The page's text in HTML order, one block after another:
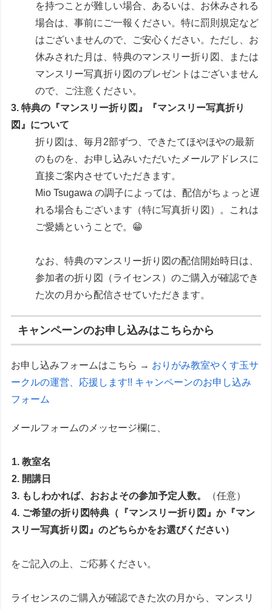
を持つことが難しい場合、あるいは、お休みされる
場合は、事前にご一報ください。特に罰則規定など
はございませんので、ご安心ください。ただし、お
休みされた月は、特典のマンスリー折り図、または
マンスリー写真折り図のプレゼントはございません
ので、ご注意ください。
3. 特典の『マンスリー折り図』『マンスリー写真折り
図』について
折り図は、毎月2部ずつ、できたてほやほやの最新
のものを、お申し込みいただいたメールアドレスに
直接ご案内させていただきます。
Mio Tsugawa の調子によっては、配信がちょっと遅
れる場合もございます（特に写真折り図）。これは
ご愛嬌ということで。😁
なお、特典のマンスリー折り図の配信開始時日は、
参加者の折り図（ライセンス）のご購入が確認でき
た次の月から配信させていただきます。
キャンペーンのお申し込みはこちらから
お申し込みフォームはこちら → おりがみ教室やくす玉サ
ークルの運営、応援します!! キャンペーンのお申し込み
フォーム
メールフォームのメッセージ欄に、
1. 教室名
2. 開講日
3. もしわかれば、おおよその参加予定人数。
（任意）
4. ご希望の折り図特典（『マンスリー折り図』か『マン
スリー写真折り図』のどちらかをお選びください）
をご記入の上、ご応募ください。
ライセンスのご購入が確認できた次の月から、マンスリ